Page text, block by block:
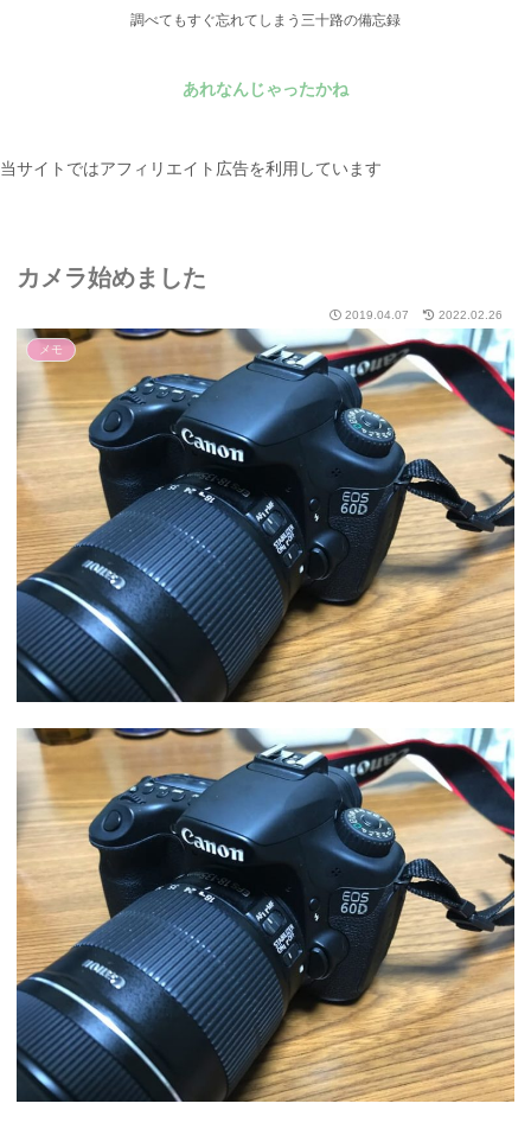
調べてもすぐ忘れてしまう三十路の備忘録
あれなんじゃったかね
当サイトではアフィリエイト広告を利用しています
カメラ始めました
2019.04.07 2022.02.26
メモ